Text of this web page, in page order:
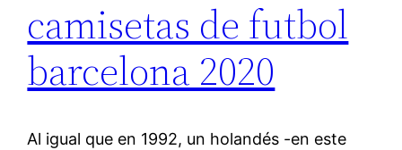
camisetas de futbol
barcelona 2020
Al igual que en 1992, un holandés -en este